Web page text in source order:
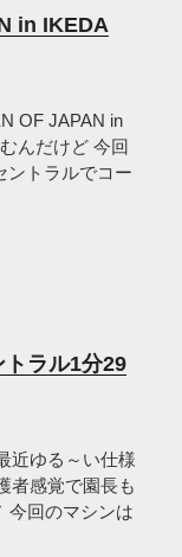
in IKEDA
OF JAPAN in
んだけど 今回
ントラルでコー
ラル1分29
近ゆる～い仕様
者感覚で園長も
今回のマシンは